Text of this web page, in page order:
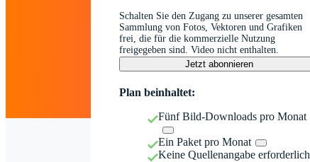
Schalten Sie den Zugang zu unserer gesamten
Sammlung von Fotos, Vektoren und Grafiken
frei, die für die kommerzielle Nutzung
freigegeben sind. Video nicht enthalten.
Jetzt abonnieren
Plan beinhaltet:
Fünf Bild-Downloads pro Monat
Ein Paket pro Monat
Keine Quellenangabe erforderlich